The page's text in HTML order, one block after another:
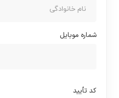
شماره موبایل
کد تأیید